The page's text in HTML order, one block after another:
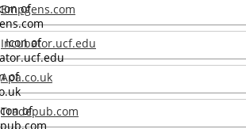
Empgens.com
Incubator.ucf.edu
Apa.co.uk
Tradepub.com